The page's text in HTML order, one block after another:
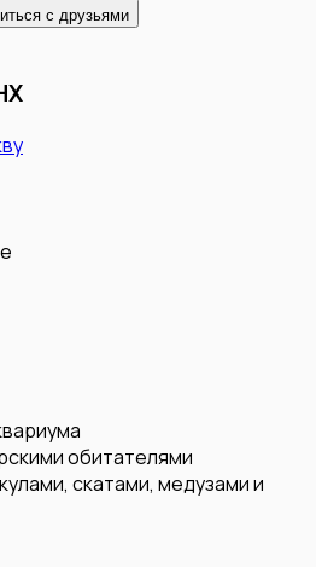
с друзьями
обитателями
скатами, медузами и